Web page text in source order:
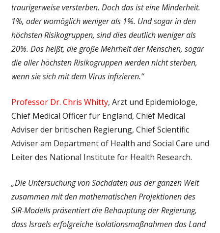
traurigerweise versterben. Doch das ist eine Minderheit.
1%, oder womöglich weniger als 1%. Und sogar in den
höchsten Risikogruppen, sind dies deutlich weniger als
20%. Das heißt, die große Mehrheit der Menschen, sogar
die aller höchsten Risikogruppen werden nicht sterben,
wenn sie sich mit dem Virus infizieren.“
Professor Dr. Chris Whitty, Arzt und Epidemiologe,
Chief Medical Officer für England, Chief Medical
Adviser der britischen Regierung, Chief Scientific
Adviser am Department of Health and Social Care und
Leiter des National Institute for Health Research.
„Die Untersuchung von Sachdaten aus der ganzen Welt
zusammen mit den mathematischen Projektionen des
SIR-Modells präsentiert die Behauptung der Regierung,
dass Israels erfolgreiche Isolationsmaßnahmen das Land